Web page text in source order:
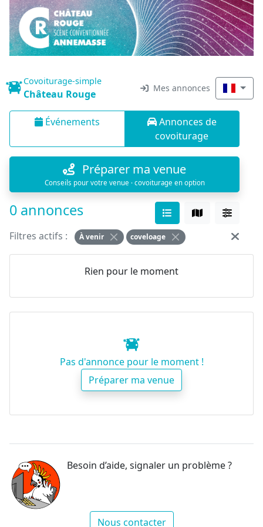
Covoiturage-simple
Château Rouge Mes annonces
Événements
Annonces de
covoiturage
Préparer ma venue
Conseils pour votre venue · covoiturage en option
0 annonces
Filtres actifs : À venir coveloage
Rien pour le moment
Pas d'annonce pour le moment !
Préparer ma venue
Besoin d’aide, signaler un problème ?
Nous contacter